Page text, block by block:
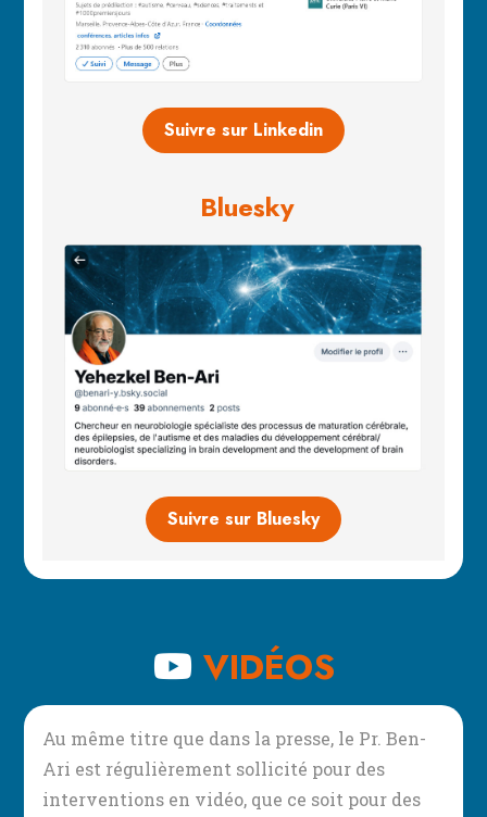
Suivre sur Linkedin
Bluesky
Suivre sur Bluesky
VIDÉOS
Au même titre que dans la presse, le Pr. Ben-
Ari est régulièrement sollicité pour des
interventions en vidéo, que ce soit pour des